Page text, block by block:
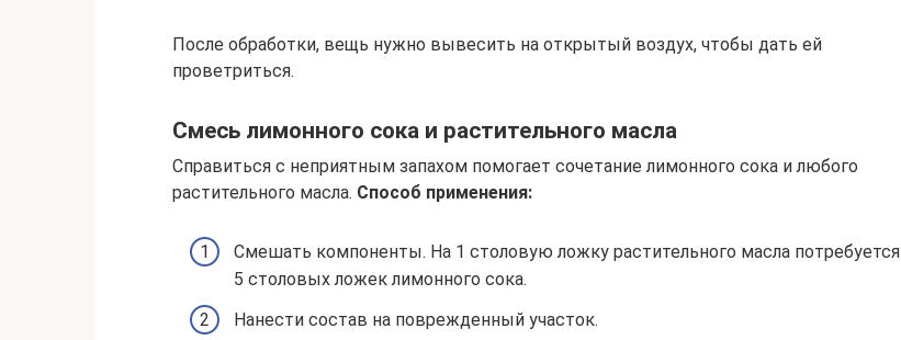
После обработки, вещь нужно вывесить на открытый воздух, чтобы дать ей
проветриться.
Смесь лимонного сока и растительного масла
Справиться с неприятным запахом помогает сочетание лимонного сока и любого
растительного масла. Способ применения:
Смешать компоненты. На 1 столовую ложку растительного масла потребуется
5 столовых ложек лимонного сока.
Нанести состав на поврежденный участок.